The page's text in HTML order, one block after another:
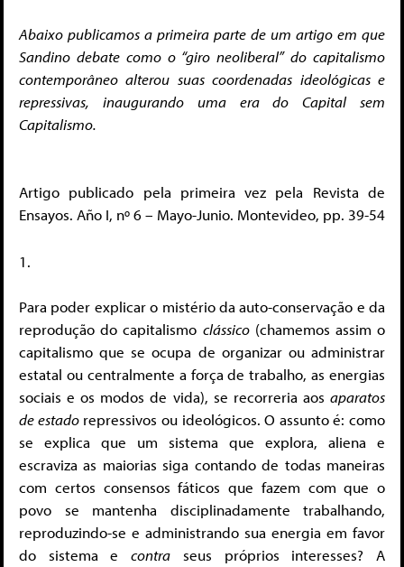
Abaixo publicamos a primeira parte de um artigo em que
Sandino debate como o “giro neoliberal” do capitalismo
contemporâneo alterou suas coordenadas ideológicas e
repressivas, inaugurando uma era do Capital sem
Capitalismo.
Artigo publicado pela primeira vez pela Revista de
Ensayos. Año I, nº 6 – Mayo-Junio. Montevideo, pp. 39-54
1.
Para poder explicar o mistério da auto-conservação e da
reprodução do capitalismo clássico(chamemos assim o
capitalismo que se ocupa de organizar ou administrar
estatal ou centralmente a força de trabalho, as energias
sociais e os modos de vida), se recorreria aos aparatos
de estadorepressivos ou ideológicos. O assunto é: como
se explica que um sistema que explora, aliena e
escraviza as maiorias siga contando de todas maneiras
com certos consensos fáticos que fazem com que o
povo se mantenha disciplinadamente trabalhando,
reproduzindo-se e administrando sua energia em favor
do sistema econtra seus próprios interesses? A